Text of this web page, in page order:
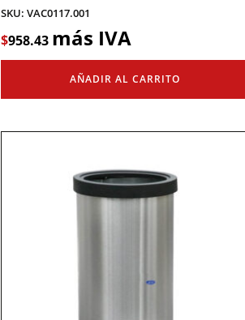
SKU: VAC0117.001
$958.43 más IVA
AÑADIR AL CARRITO